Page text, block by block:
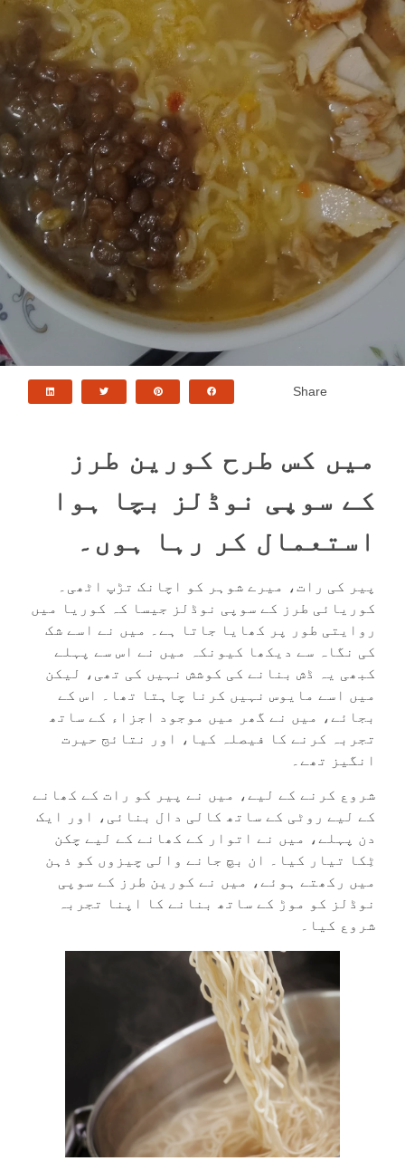
Share
میں کس طرح کورین طرز
کے سوپی نوڈلز بچا ہوا
استعمال کر رہا ہوں۔
پیر کی رات، میرے شوہر کو اچانک تڑپ اٹھی۔
کوریائی طرز کے سوپی نوڈلز
جیسا کہ کوریا میں
روایتی طور پر کھایا جاتا ہے۔ میں نے اسے شک
کی نگاہ سے دیکھا کیونکہ میں نے اس سے پہلے
کبھی یہ ڈش بنانے کی کوشش نہیں کی تھی، لیکن
میں اسے مایوس نہیں کرنا چاہتا تھا۔ اس کے
بجائے، میں نے گھر میں موجود اجزاء کے ساتھ
تجربہ کرنے کا فیصلہ کیا، اور نتائج حیرت
انگیز تھے۔
شروع کرنے کے لیے، میں نے پیر کو رات کے کھانے
کے لیے روٹی کے ساتھ کالی دال بنائی، اور ایک
دن پہلے، میں نے اتوار کے کھانے کے لیے چکن
ٹِکا تیار کیا۔ ان بچ جانے والی چیزوں کو ذہن
میں رکھتے ہوئے، میں نے کورین طرز کے سوپی
نوڈلز کو موڑ کے ساتھ بنانے کا اپنا تجربہ
شروع کیا۔